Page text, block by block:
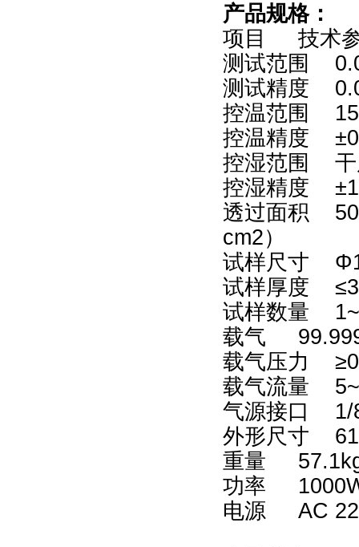
产品规格：
项目 技术
测试范围
测试精度
控温范围
控温精度
控湿范围 干
控湿精度
透过面积
cm2）
试样尺寸
试样厚度
试样数量
载气
载气压力
载气流量
气源接口 1/
外形尺寸
重量
功率
电源 AC